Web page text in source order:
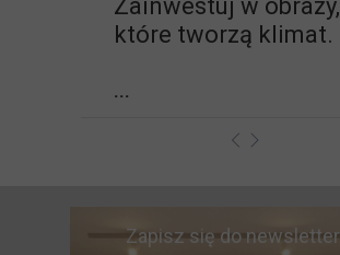
Zainwestuj w obrazy,
które tworzą klimat.
...
Zapisz się do